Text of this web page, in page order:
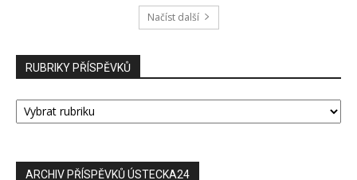
Načíst další
RUBRIKY PŘÍSPĚVKŮ
RUBRIKY
PŘÍSPĚVKŮ
ARCHIV PŘÍSPĚVKŮ ÚSTECKA24